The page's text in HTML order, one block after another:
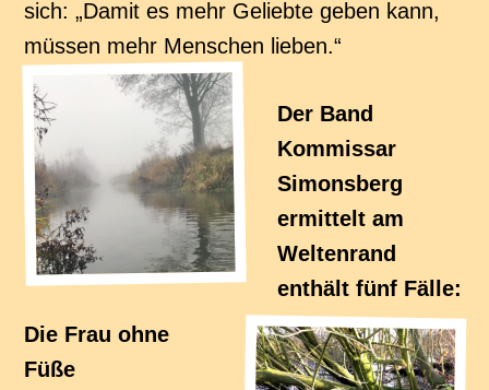
sich: „Damit es mehr Geliebte geben kann,
müssen mehr Menschen lieben.“
Der Band
Kommissar
Simonsberg
ermittelt am
Weltenrand
enthält fünf Fälle:
Die Frau ohne
Füße